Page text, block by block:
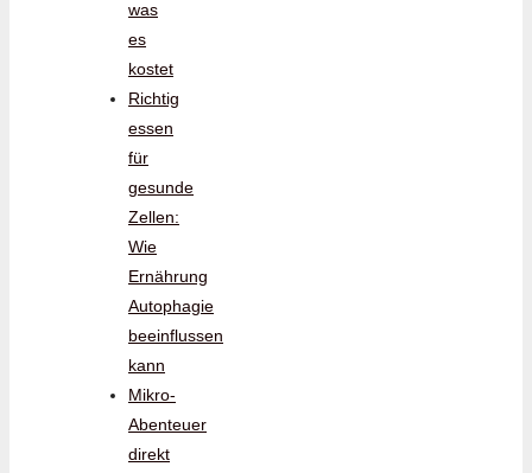
was
es
kostet
Richtig
essen
für
gesunde
Zellen:
Wie
Ernährung
Autophagie
beeinflussen
kann
Mikro-
Abenteuer
direkt